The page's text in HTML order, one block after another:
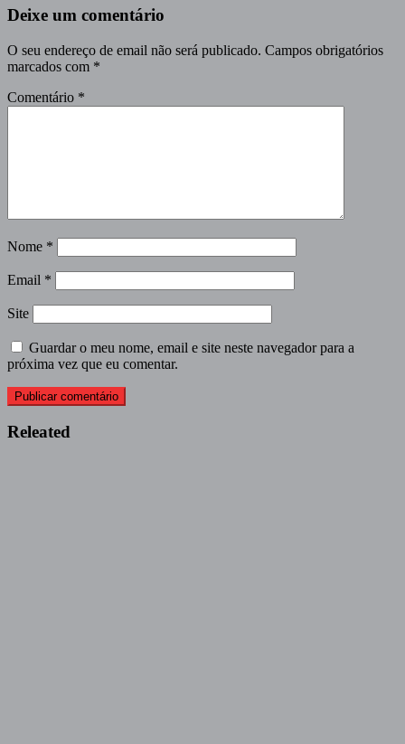
Deixe um comentário
O seu endereço de email não será publicado. Campos obrigatórios
marcados com *
Comentário *
Nome *
Email *
Site
Guardar o meu nome, email e site neste navegador para a
próxima vez que eu comentar.
Releated